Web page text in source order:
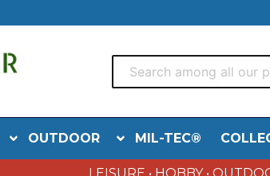
OUTDOOR MIL-TEC®